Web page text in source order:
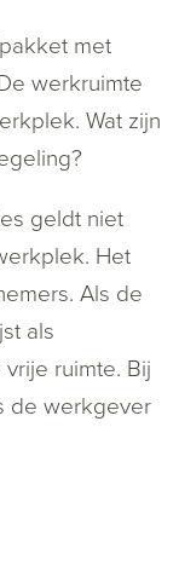
met
werkruimte
Wat zijn
geldt niet
Het
Als de
als
ruimte. Bij
de werkgever